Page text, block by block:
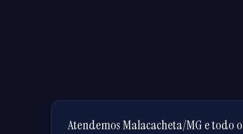
Atendemos Malacacheta/MG e todo